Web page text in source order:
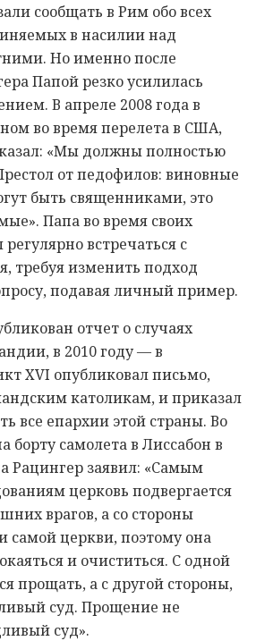
сообщать в Рим обо всех
в насилии над
Но именно после
Папой резко усилилась
В апреле 2008 года в
во время перелета в США,
«Мы должны полностью
от педофилов: виновные
быть священниками, это
Папа во время своих
встречаться с
требуя изменить подход
подавая личный пример.
отчет о случаях
в 2010 году — в
XVI опубликовал письмо,
католикам, и приказал
все епархии этой страны. Во
борту самолета в Лиссабон в
Рацингер заявил: «Самым
церковь подвергается
врагов, а со стороны
самой церкви, поэтому она
и очиститься. С одной
прощать, а с другой стороны,
суд. Прощение не
суд».